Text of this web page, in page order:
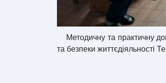
Методичну та практичну
та безпеки життєдіяльності